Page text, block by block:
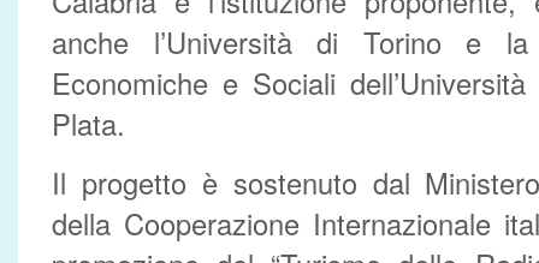
anche l’Università di Torino e
Economiche e Sociali
Plata.
Il progetto è sostenuto dal
della Cooperazione Internazionale